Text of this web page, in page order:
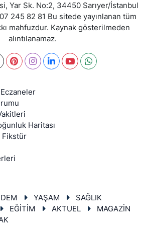
Yar Sk. No:2, 34450 Sarıyer/İstanbul
245 82 81 Bu sitede yayınlanan tüm
mahfuzdur. Kaynak gösterilmeden
alıntılanamaz.
Haritası
Fikstür
YAŞAM
SAĞLIK
EĞİTİM AKTUEL
MAGAZİN